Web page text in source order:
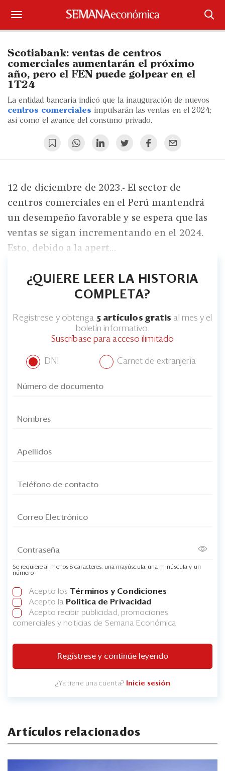
Iniciar sesión
Portada
¿Qué está pasando?
Legal y Política
Eventos
Blogs
Edición Impresa
Scotiabank: ventas de centros
comerciales aumentarán el próximo
año, pero el FEN puede golpear en el
1T24
La entidad bancaria indicó que la inauguración de nuevos
centros comerciales impulsarán las ventas en el 2024;
así como el avance del consumo privado.
12 de diciembre de 2023.- El sector de
centros comerciales en el Perú mantendrá
un desempeño favorable y se espera que las
ventas se sigan incrementando en el 2024.
Esto, debido a la apert...
¿QUIERE LEER LA HISTORIA
COMPLETA?
Regístrese y obtenga 5 artículos gratis al mes y el
boletín informativo.
Suscríbase para acceso ilimitado
DNI Carnet de extranjería
Se requiere al menos 8 caracteres, una mayúscula, una minúscula y un
número
Acepto los Términos y Condiciones
Acepto la Política de Privacidad
Acepto recibir publicidad, promociones
comerciales y noticias de Semana Económica
Regístrese y continúe leyendo
¿Ya tiene una cuenta? Inicie sesión
Artículos relacionados